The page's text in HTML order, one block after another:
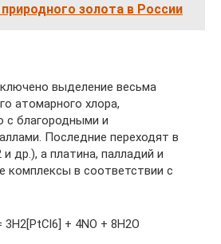
золота в России
выделение весьма
атомарного хлора,
с благородными и
Последние переходят в
др.), а платина, палладий и
комплексы в соответствии с
+ 4NO + 8H2O